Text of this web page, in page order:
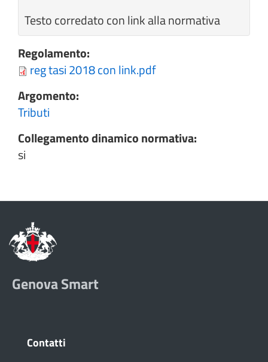
Testo corredato con link alla normativa
Regolamento:
reg tasi 2018 con link.pdf
Argomento:
Tributi
Collegamento dinamico normativa:
si
Genova Smart
Contatti